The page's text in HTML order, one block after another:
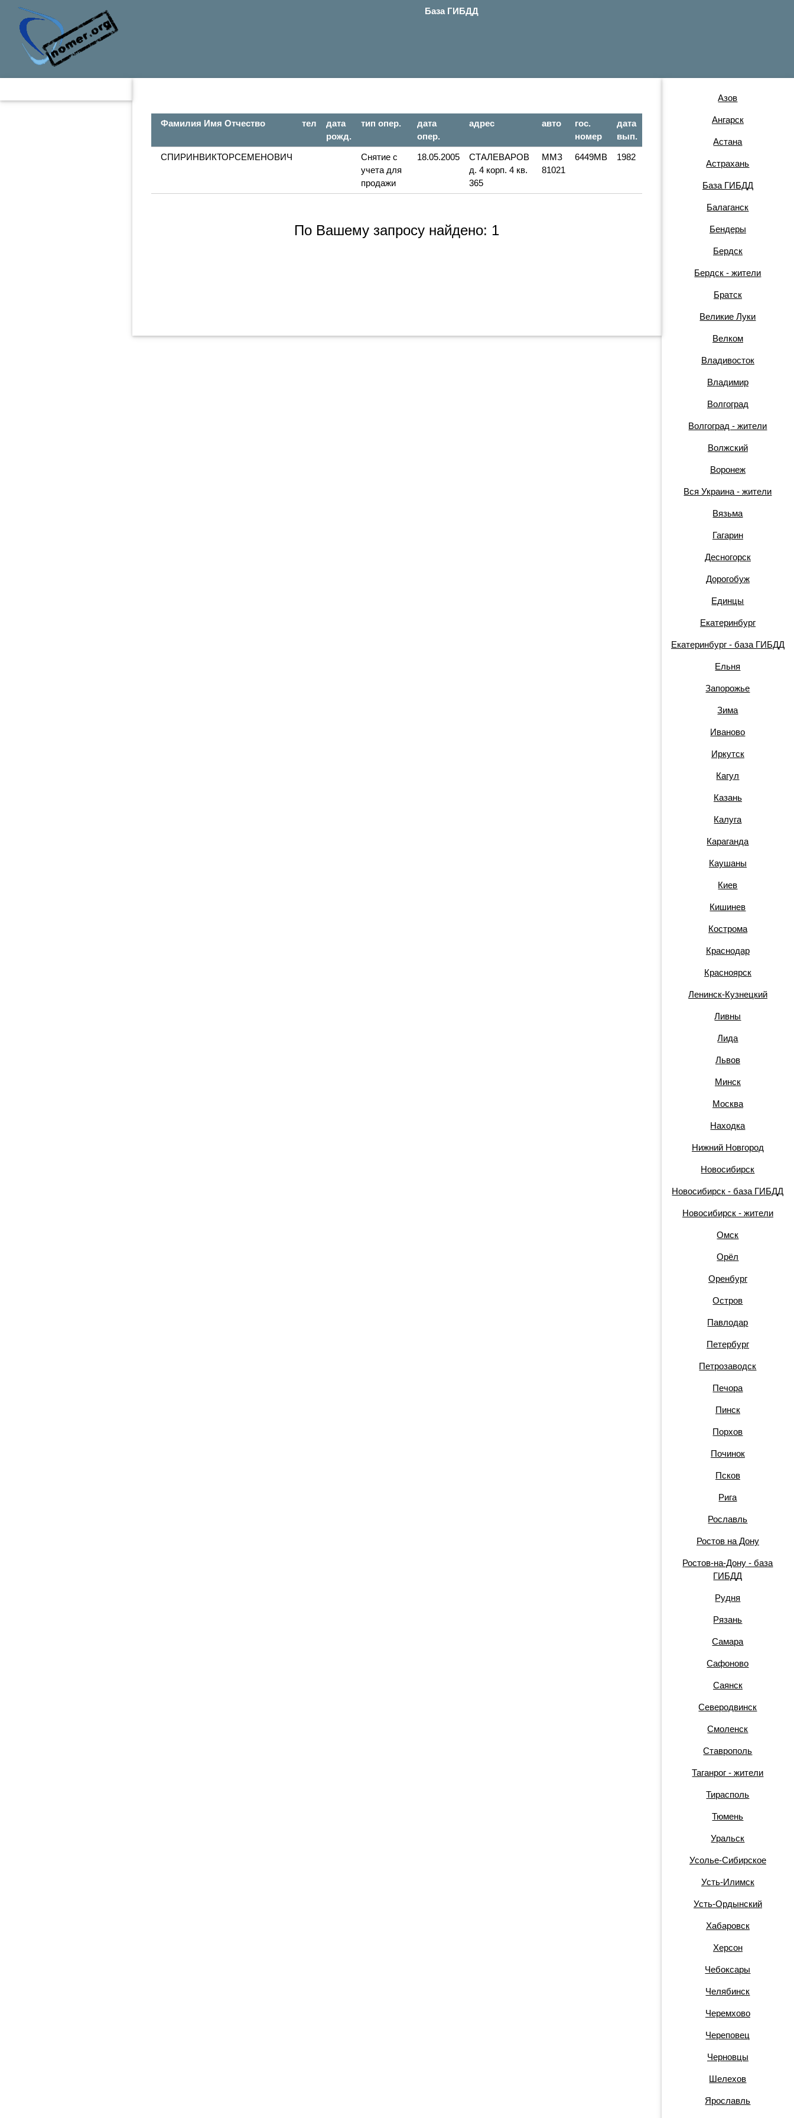
База ГИБДД
Фамилия Имя Отчество тел
дата
рожд.
тип опер.
дата
опер.
адрес авто
гос.
номер
дата
вып.
СПИРИНВИКТОРСЕМЕНОВИЧ
Снятие с
учета для
продажи
18.05.2005
СТАЛЕВАРОВ
д. 4 корп. 4 кв.
365
ММЗ
81021
6449МВ 1982
По Вашему запросу найдено: 1
Азов
Ангарск
Астана
Астрахань
База ГИБДД
Балаганск
Бендеры
Бердск
Бердск - жители
Братск
Великие Луки
Велком
Владивосток
Владимир
Волгоград
Волгоград - жители
Волжский
Воронеж
Вся Украина - жители
Вязьма
Гагарин
Десногорск
Дорогобуж
Единцы
Екатеринбург
Екатеринбург - база ГИБДД
Ельня
Запорожье
Зима
Иваново
Иркутск
Кагул
Казань
Калуга
Караганда
Каушаны
Киев
Кишинев
Кострома
Краснодар
Красноярск
Ленинск-Кузнецкий
Ливны
Лида
Львов
Минск
Москва
Находка
Нижний Новгород
Новосибирск
Новосибирск - база ГИБДД
Новосибирск - жители
Омск
Орёл
Оренбург
Остров
Павлодар
Петербург
Петрозаводск
Печора
Пинск
Порхов
Починок
Псков
Рига
Рославль
Ростов на Дону
Ростов-на-Дону - база
ГИБДД
Рудня
Рязань
Самара
Сафоново
Саянск
Северодвинск
Смоленск
Ставрополь
Таганрог - жители
Тирасполь
Тюмень
Уральск
Усолье-Сибирское
Усть-Илимск
Усть-Ордынский
Хабаровск
Херсон
Чебоксары
Челябинск
Черемхово
Череповец
Черновцы
Шелехов
Ярославль